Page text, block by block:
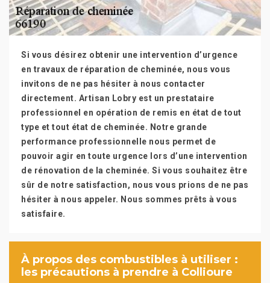
Si vous désirez obtenir une intervention d’urgence
en travaux de réparation de cheminée, nous vous
invitons de ne pas hésiter à nous contacter
directement. Artisan Lobry est un prestataire
professionnel en opération de remis en état de tout
type et tout état de cheminée. Notre grande
performance professionnelle nous permet de
pouvoir agir en toute urgence lors d’une intervention
de rénovation de la cheminée. Si vous souhaitez être
sûr de notre satisfaction, nous vous prions de ne pas
hésiter à nous appeler. Nous sommes prêts à vous
satisfaire.
À propos des combustibles à utiliser :
les précautions à prendre à Collioure